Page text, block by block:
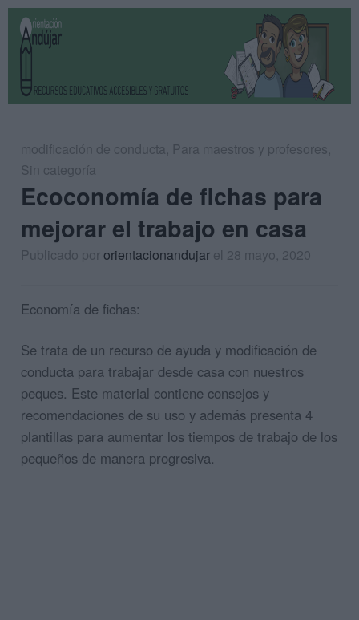
modificación de conducta, Para maestros y profesores,
Sin categoría
Ecoconomía de fichas para
mejorar el trabajo en casa
Publicado pororientacionandujar el 28 mayo, 2020
Economía de fichas:
Se trata de un recurso de ayuda y modificación de
conducta para trabajar desde casa con nuestros
peques. Este material contiene consejos y
recomendaciones de su uso y además presenta 4
plantillas para aumentar los tiempos de trabajo de los
pequeños de manera progresiva.